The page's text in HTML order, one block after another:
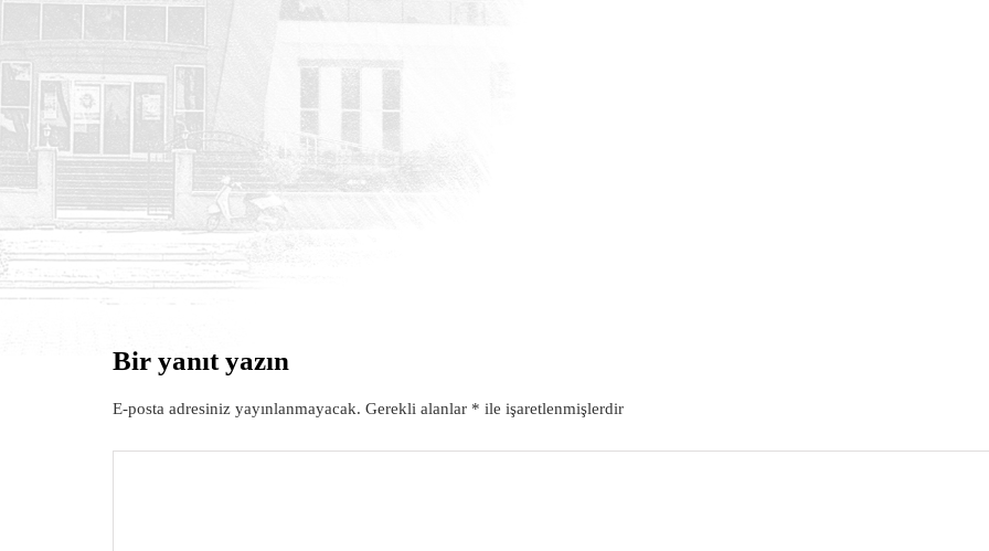
DUYURULAR
Bir yanıt yazın
E-posta adresiniz yayınlanmayacak. Gerekli alanlar * ile işaretlenmişlerdir